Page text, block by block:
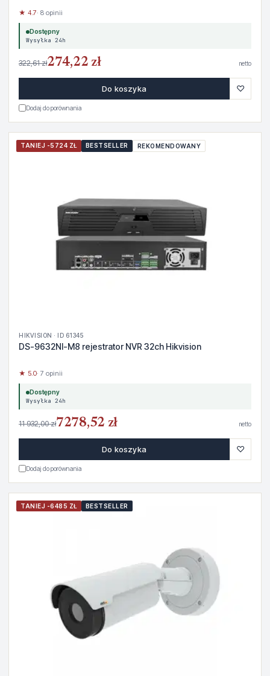
★ 4.7· 8 opinii
Dostępny
Wysyłka 24h
322,61 zł274,22 zł netto
Do koszyka ♡
Dodaj do porównania
TANIEJ -5724 ZŁ BESTSELLER REKOMENDOWANY
HIKVISION · ID 61345
DS-9632NI-M8 rejestrator NVR 32ch Hikvision
★ 5.0· 7 opinii
Dostępny
Wysyłka 24h
11 932,00 zł7278,52 zł netto
Do koszyka ♡
Dodaj do porównania
TANIEJ -6485 ZŁ BESTSELLER